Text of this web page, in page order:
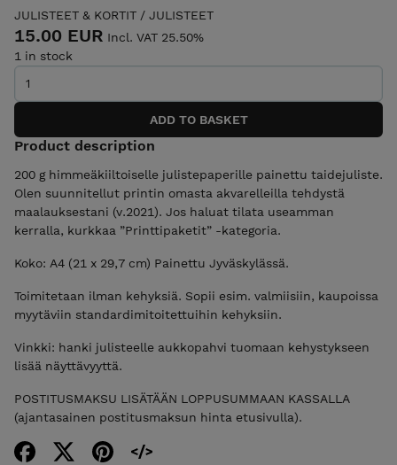
JULISTEET & KORTIT / JULISTEET
15.00 EUR Incl. VAT 25.50%
1 in stock
Product description
200 g himmeäkiiltoiselle julistepaperille painettu taidejuliste.
Olen suunnitellut printin omasta akvarelleilla tehdystä
maalauksestani (v.2021). Jos haluat tilata useamman
kerralla, kurkkaa ”Printtipaketit” -kategoria.
Koko: A4 (21 x 29,7 cm) Painettu Jyväskylässä.
Toimitetaan ilman kehyksiä. Sopii esim. valmiisiin, kaupoissa
myytäviin standardimitoitettuihin kehyksiin.
Vinkki: hanki julisteelle aukkopahvi tuomaan kehystykseen
lisää näyttävyyttä.
POSTITUSMAKSU LISÄTÄÄN LOPPUSUMMAAN KASSALLA
(ajantasainen postitusmaksun hinta etusivulla).